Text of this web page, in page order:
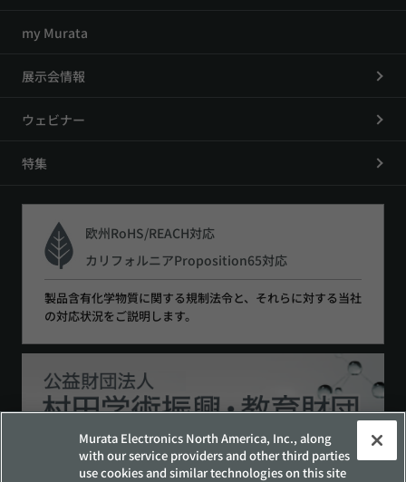
my Murata
展示会情報
ウェビナー
特集
欧州RoHS/REACH対応
カリフォルニアProposition65対応
製品含有化学物質に関する規制法令と、それらに対する当社
の対応状況をご説明します。
Murata Electronics North America, Inc., along
with our service providers and other third parties
use cookies and similar technologies on this site